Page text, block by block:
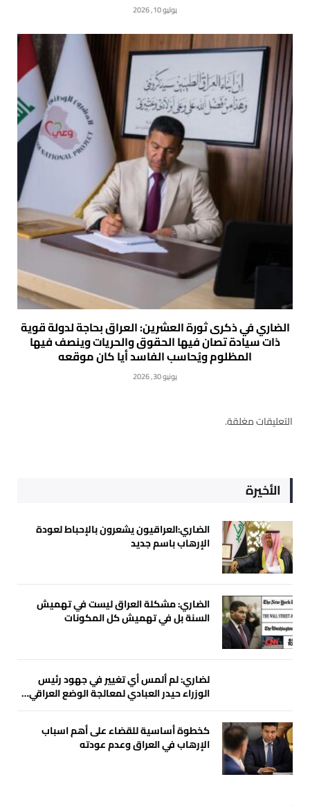
يوليو 10, 2026
الضاري في ذكرى ثورة العشرين: العراق بحاجة لدولة قوية
ذات سيادة تصان فيها الحقوق والحريات وينصف فيها
المظلوم ويُحاسب الفاسد أيا كان موقعه
يونيو 30, 2026
التعليقات مغلقة.
الأخيرة
الضاري:العراقيون يشعرون بالإحباط لعودة
الإرهاب باسم جديد
الضاري: مشكلة العراق ليست في تهميش
السنة بل في تهميش كل المكونات
لضاري: لم ألمس أي تغيير في جهود رئيس
الوزراء حيدر العبادي لمعالجة الوضع العراقي…
كخطوة أساسية للقضاء على أهم اسباب
الإرهاب في العراق وعدم عودته